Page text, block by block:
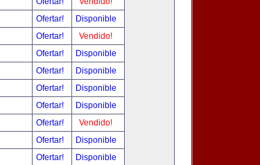
Ofertar!
Disponible
Ofertar!
Vendido!
Ofertar!
Disponible
Ofertar!
Disponible
Ofertar!
Disponible
Ofertar!
Disponible
Ofertar!
Vendido!
Ofertar!
Disponible
Ofertar! Disponible